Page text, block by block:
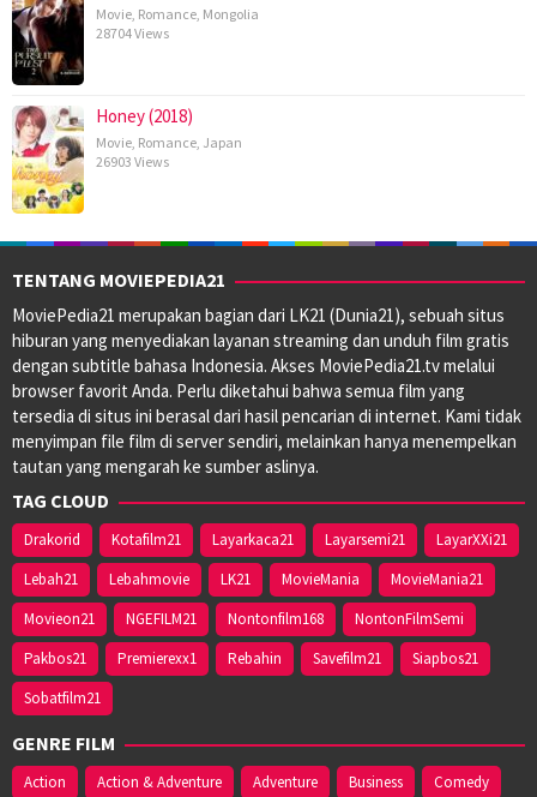
Movie Romance Mongolia
28704 Views
Honey (2018)
Movie Romance Japan
26903 Views
TENTANG MOVIEPEDIA21
MoviePedia21 merupakan bagian dari LK21 (Dunia21), sebuah situs
hiburan yang menyediakan layanan streaming dan unduh film gratis
dengan subtitle bahasa Indonesia. Akses MoviePedia21.tv melalui
browser favorit Anda. Perlu diketahui bahwa semua film yang
tersedia di situs ini berasal dari hasil pencarian di internet. Kami tidak
menyimpan file film di server sendiri, melainkan hanya menempelkan
tautan yang mengarah ke sumber aslinya.
TAG CLOUD
Drakorid Kotafilm21 Layarkaca21 Layarsemi21
LayarXXi21
Lebah21
Lebahmovie LK21 MovieMania
MovieMania21
Movieon21
NGEFILM21 Nontonfilm168
NontonFilmSemi
Pakbos21
Premierexx1 Rebahin Savefilm21
Siapbos21
Sobatfilm21
GENRE FILM
Action Action & Adventure Adventure Business Comedy